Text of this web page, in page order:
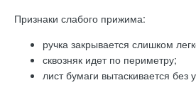
Признаки слабого прижима:
ручка закрывается слишком
сквозняк идет по периметру;
лист бумаги вытаскивается без